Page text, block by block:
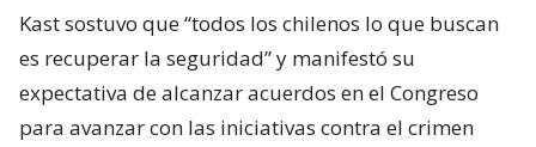
Kast sostuvo que “todos los chilenos lo que buscan
es recuperar la seguridad” y manifestó su
expectativa de alcanzar acuerdos en el Congreso
para avanzar con las iniciativas contra el crimen